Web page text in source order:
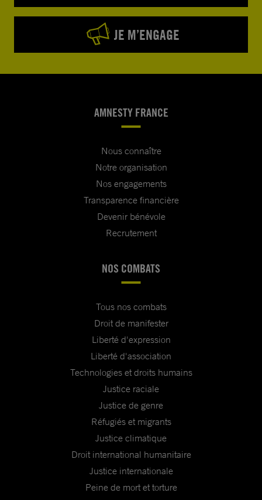
JE M’ENGAGE
AMNESTY FRANCE
Nous connaître
Notre organisation
Nos engagements
Transparence financière
Devenir bénévole
Recrutement
NOS COMBATS
Tous nos combats
Droit de manifester
Liberté d'expression
Liberté d'association
Technologies et droits humains
Justice raciale
Justice de genre
Réfugiés et migrants
Justice climatique
Droit international humanitaire
Justice internationale
Peine de mort et torture